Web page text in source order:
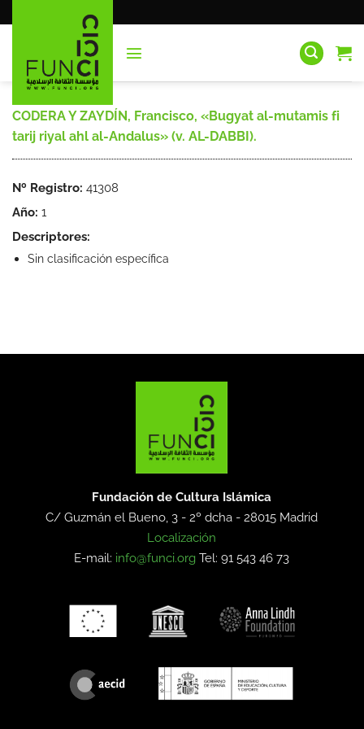
al
CODERA Y ZAYDÍN, Francisco, «Bugyat al-mutamis fi
tarij riyal ahl al-Andalus» (v. AL-DABBI).
Nº Registro: 41308
Año: 1
Descriptores:
Sin clasificación específica
Fundación de Cultura Islámica
C/ Guzmán el Bueno, 3 - 2º dcha -28015 Madrid
Localización
E-mail: info@funci.org Tel: 91 543 46 73